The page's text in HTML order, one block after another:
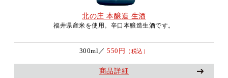
北の庄 本醸造 生酒
福井県産米を使用。辛口本醸造生酒です。
300ml／550円 （税込）
商品詳細